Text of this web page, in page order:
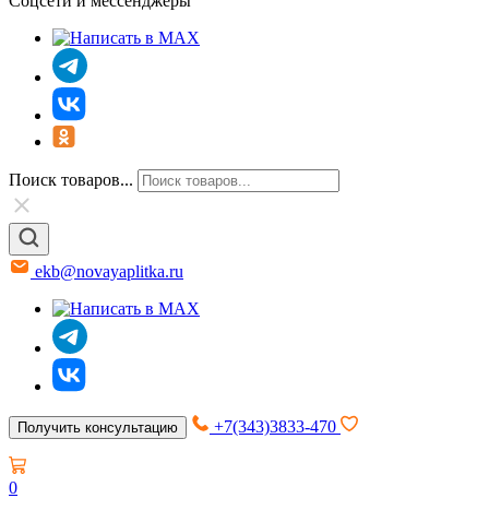
Поиск товаров...
ekb@novayaplitka.ru
Получить консультацию +7(343)3833-470
0